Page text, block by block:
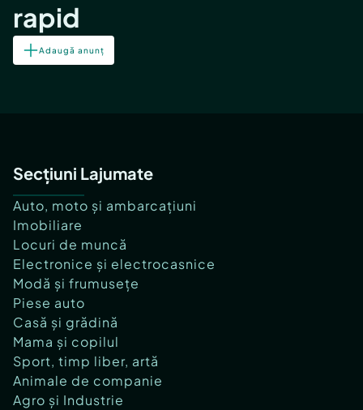
rapid
Adaugă anunț
Secțiuni Lajumate
Auto, moto și ambarcațiuni
Imobiliare
Locuri de muncă
Electronice și electrocasnice
Modă și frumusețe
Piese auto
Casă și grădină
Mama și copilul
Sport, timp liber, artă
Animale de companie
Agro și Industrie